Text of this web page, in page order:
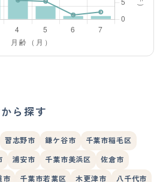
ら探す
習志野市 鎌ケ谷市 千葉市稲毛区
浦安市 千葉市美浜区 佐倉市
市 千葉市若葉区 木更津市 八千代市